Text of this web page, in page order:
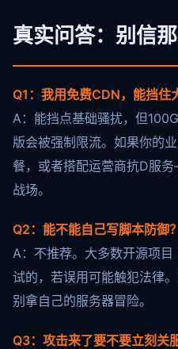
真实问答：别信
Q1：我用免费CDN，能挡住
A：能挡点基础骚扰，但
版会被强制限流。如果你的
餐，或者搭配运营商抗D服
战场。
Q2：能不能自己写脚本防御？
A：不推荐。大多数开源项
试的，若误用可能触犯法律
别拿自己的服务器冒险。
Q3：攻击来了要不要立刻关